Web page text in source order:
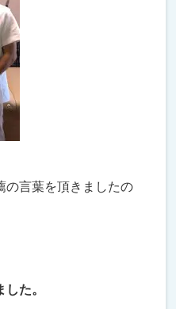
の言葉を頂きましたの
た。